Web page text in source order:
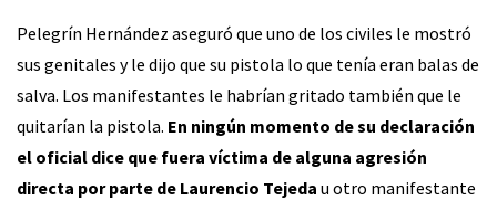
Pelegrín Hernández aseguró que uno de los civiles le mostró
sus genitales y le dijo que su pistola lo que tenía eran balas de
salva. Los manifestantes le habrían gritado también que le
quitarían la pistola. En ningún momento de su declaración
el oficial dice que fuera víctima de alguna agresión
directa por parte de Laurencio Tejeda u otro manifestante